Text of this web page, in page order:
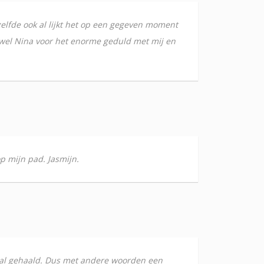
ook al lijkt het op een gegeven moment
Nina voor het enorme geduld met mij en
mijn pad. Jasmijn.
gehaald. Dus met andere woorden een